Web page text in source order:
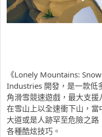
《Lonely Mountains:
Industries 開發，是一款低
角滑雪競速遊戲，最大支援
在雪山上以全速衝下山，
大道或是人跡罕至危險之
各種酷炫技巧。